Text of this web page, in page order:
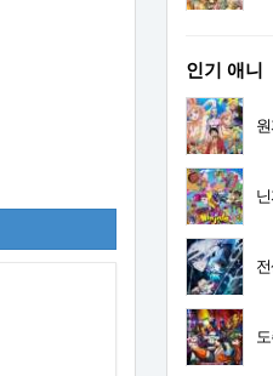
인기 애니